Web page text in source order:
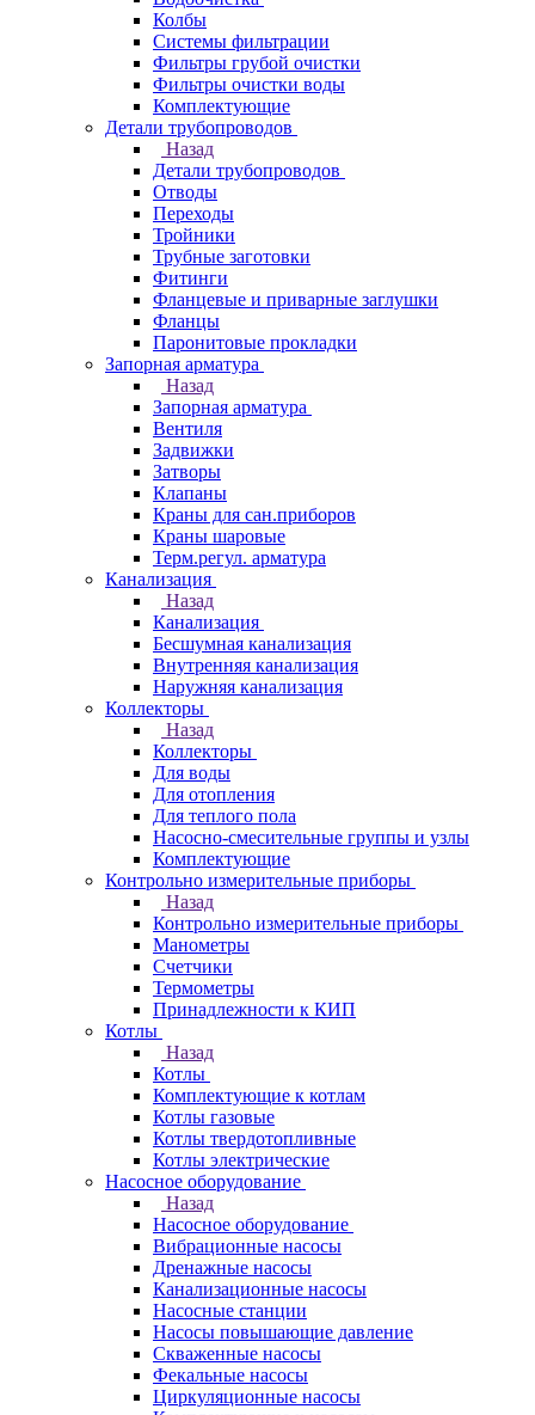
Колбы
Системы фильтрации
Фильтры грубой очистки
Фильтры очистки воды
Комплектующие
Детали трубопроводов
Назад
Детали трубопроводов
Отводы
Переходы
Тройники
Трубные заготовки
Фитинги
Фланцевые и приварные заглушки
Фланцы
Паронитовые прокладки
Запорная арматура
Назад
Запорная арматура
Вентиля
Задвижки
Затворы
Клапаны
Краны для сан.приборов
Краны шаровые
Терм.регул. арматура
Канализация
Назад
Канализация
Бесшумная канализация
Внутренняя канализация
Наружняя канализация
Коллекторы
Назад
Коллекторы
Для воды
Для отопления
Для теплого пола
Насосно-смесительные группы и узлы
Комплектующие
Контрольно измерительные приборы
Назад
Контрольно измерительные приборы
Манометры
Счетчики
Термометры
Принадлежности к КИП
Котлы
Назад
Котлы
Комплектующие к котлам
Котлы газовые
Котлы твердотопливные
Котлы электрические
Насосное оборудование
Назад
Насосное оборудование
Вибрационные насосы
Дренажные насосы
Канализационные насосы
Насосные станции
Насосы повышающие давление
Скваженные насосы
Фекальные насосы
Циркуляционные насосы